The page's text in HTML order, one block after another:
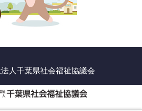
人千葉県社会福祉協議会